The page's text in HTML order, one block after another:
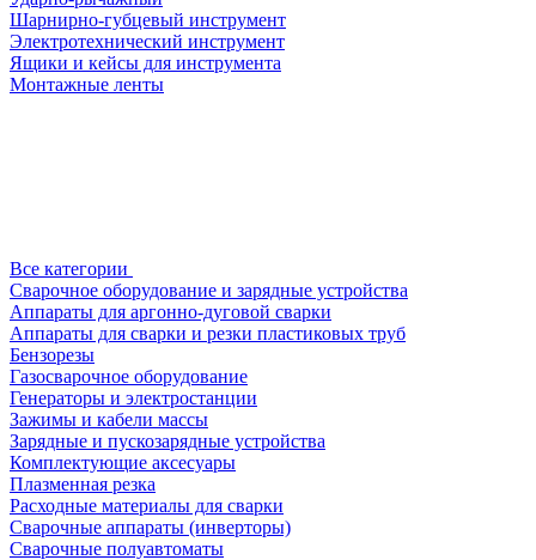
Шарнирно-губцевый инструмент
Электротехнический инструмент
Ящики и кейсы для инструмента
Монтажные ленты
Все категории
Сварочное оборудование и зарядные устройства
Аппараты для аргонно-дуговой сварки
Аппараты для сварки и резки пластиковых труб
Бензорезы
Газосварочное оборудование
Генераторы и электростанции
Зажимы и кабели массы
Зарядные и пускозарядные устройства
Комплектующие аксесуары
Плазменная резка
Расходные материалы для сварки
Сварочные аппараты (инверторы)
Сварочные полуавтоматы